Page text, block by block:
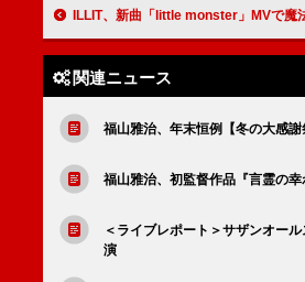
ILLIT、新曲「little monster」MVで魔
関連ニュース
福山雅治、年末恒例【冬の大感
福山雅治、初監督作品『言霊の
＜ライブレポート＞サザンオー
演